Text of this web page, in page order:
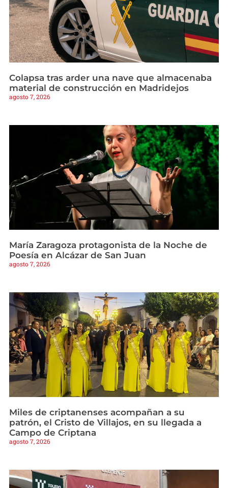
Colapsa tras arder una nave que almacenaba
material de construcción en Madridejos
agosto 7, 2026
María Zaragoza protagonista de la Noche de
Poesía en Alcázar de San Juan
agosto 7, 2026
Miles de criptanenses acompañan a su
patrón, el Cristo de Villajos, en su llegada a
Campo de Criptana
agosto 7, 2026